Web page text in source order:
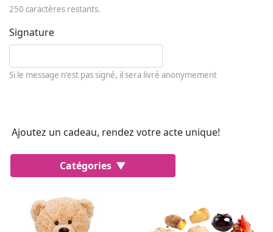
250 caractères restants.
Signature
Si le message n'est pas signé, il sera livré anonymement
Ajoutez un cadeau, rendez votre acte unique!
Catégories
Populaire Gâteaux
Bijoux Lussoni® THUN®